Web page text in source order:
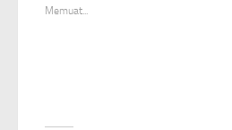
baru)
Memuat...